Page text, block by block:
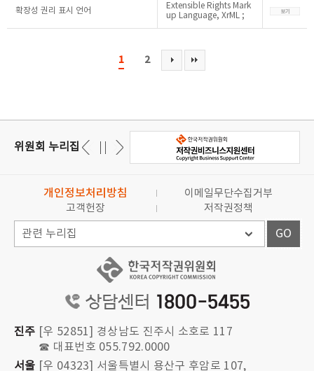
확장성 권리 표시 언어
Extensible Rights Mark
up Language, XrML ;
1 2
위원회 누리집
개인정보처리방침
이메일무단수집거부
고객헌장
저작권정책
진주 [우 52851] 경상남도 진주시 소호로 117
☎ 대표번호 055.792.0000
서울 [우 04323] 서울특별시 용산구 후암로 107,
GO